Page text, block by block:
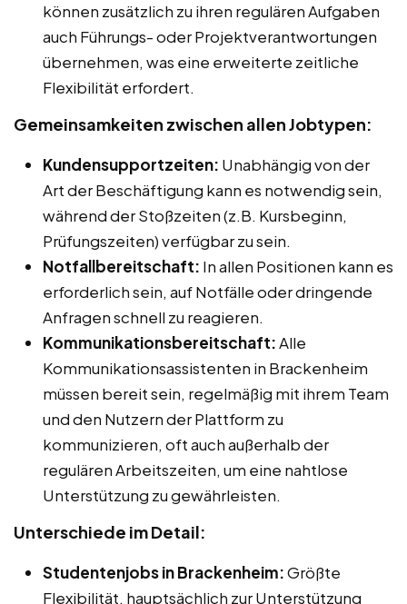
können zusätzlich zu ihren regulären Aufgaben
auch Führungs- oder Projektverantwortungen
übernehmen, was eine erweiterte zeitliche
Flexibilität erfordert.
Gemeinsamkeiten zwischen allen Jobtypen:
Kundensupportzeiten: Unabhängig von der
Art der Beschäftigung kann es notwendig sein,
während der Stoßzeiten (z.B. Kursbeginn,
Prüfungszeiten) verfügbar zu sein.
Notfallbereitschaft: In allen Positionen kann es
erforderlich sein, auf Notfälle oder dringende
Anfragen schnell zu reagieren.
Kommunikationsbereitschaft:Alle
Kommunikationsassistenten in Brackenheim
müssen bereit sein, regelmäßig mit ihrem Team
und den Nutzern der Plattform zu
kommunizieren, oft auch außerhalb der
regulären Arbeitszeiten, um eine nahtlose
Unterstützung zu gewährleisten.
Unterschiede im Detail:
Studentenjobs in Brackenheim:Größte
Flexibilität, hauptsächlich zur Unterstützung